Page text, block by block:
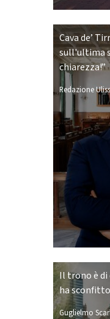
Cava de’
sull'ultima
chiarezza!”
Redazione
Il trono è di
ha
Guglielmo